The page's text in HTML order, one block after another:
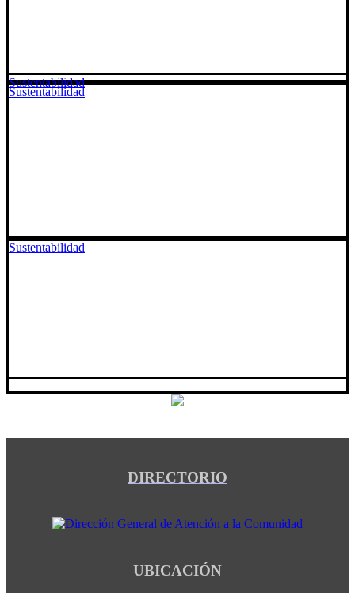
Sustentabilidad
Sustentabilidad
Sustentabilidad
DIRECTORIO
UBICACIÓN